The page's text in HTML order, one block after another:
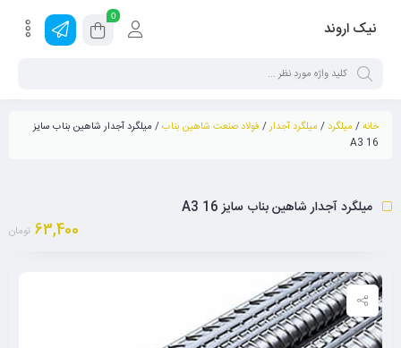
نیک اروند
0
خانه/ میلگرد/ میلگرد آجدار/ فولاد صنعت شاهین بناب/ میلگرد آجدار شاهین بناب سایز
16 A3
میلگرد آجدار شاهین بناب سایز 16 A3
63,400 تومان